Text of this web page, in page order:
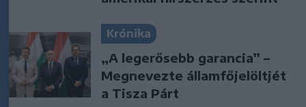
Krónika
„A legerősebb garancia” –
Megnevezte államfőjelöltjét
a Tisza Párt